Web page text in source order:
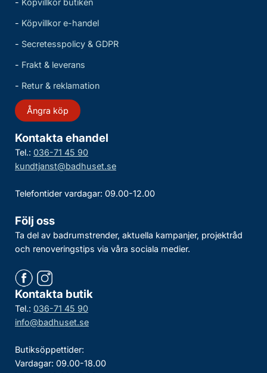
- Köpvillkor e-handel
- Secretesspolicy & GDPR
- Frakt & leverans
- Retur & reklamation
Ångra köp
Kontakta ehandel
Tel.: 036-71 45 90
kundtjanst@badhuset.se
Telefontider vardagar: 09.00-12.00
Följ oss
Ta del av badrumstrender, aktuella kampanjer, projektråd
och renoveringstips via våra sociala medier.
Kontakta butik
Tel.: 036-71 45 90
info@badhuset.se
Butiksöppettider:
Vardagar: 09.00-18.00